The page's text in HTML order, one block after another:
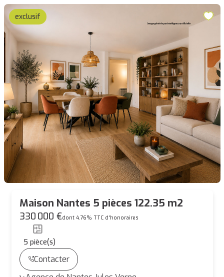
exclusif
Maison Nantes 5 pièces 122.35 m2
330 000 €dont 4.76% TTC d'honoraires
5 pièce(s)
Contacter